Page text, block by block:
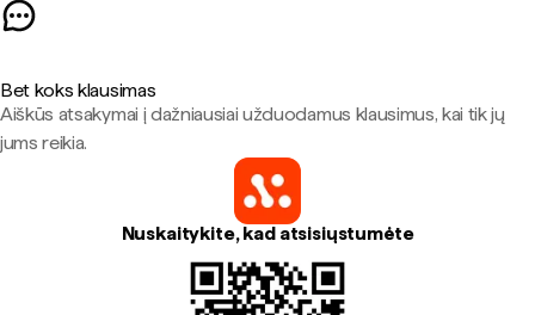
Bet koks klausimas
Aiškūs atsakymai į dažniausiai užduodamus klausimus, kai tik jų
jums reikia.
Nuskaitykite, kad atsisiųstumėte